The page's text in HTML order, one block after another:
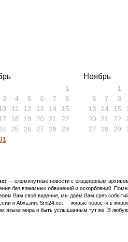
1
3 4 5 6 7
8
11 12 13 14
15
18 19 20 21
22
25 26 27 28
29
Ноябрь
1
6
7 8
13
14 15
20
21 22
27
28 29
— ежеминутные новости с ежедневным
без взаимных обвинений и оскорблений.
Вам своё видение, мы даём Вам срез
и Абхазии. Smi24.net — живые новости в
языке мира и быть услышанным тут же. В